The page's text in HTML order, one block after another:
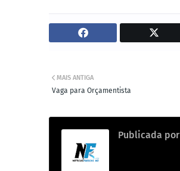
MAIS ANTIGA
Vaga para Orçamentista
Publicada por